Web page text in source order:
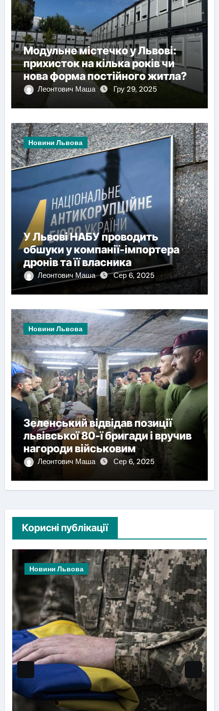
Модульне містечко у Львові:
прихисток на кілька років чи
нова форма постійного житла?
Леонтович Маша Гру 29, 2025
Новини Львова
У Львові НАБУ проводить
обшуки у компанії-імпортера
дронів та її власника
Леонтович Маша Сер 6, 2025
Новини Львова
Зеленський відвідав позиції
львівської 80-ї бригади і вручив
нагороди військовим
Леонтович Маша Сер 6, 2025
Корисні публікації
Новини Львова